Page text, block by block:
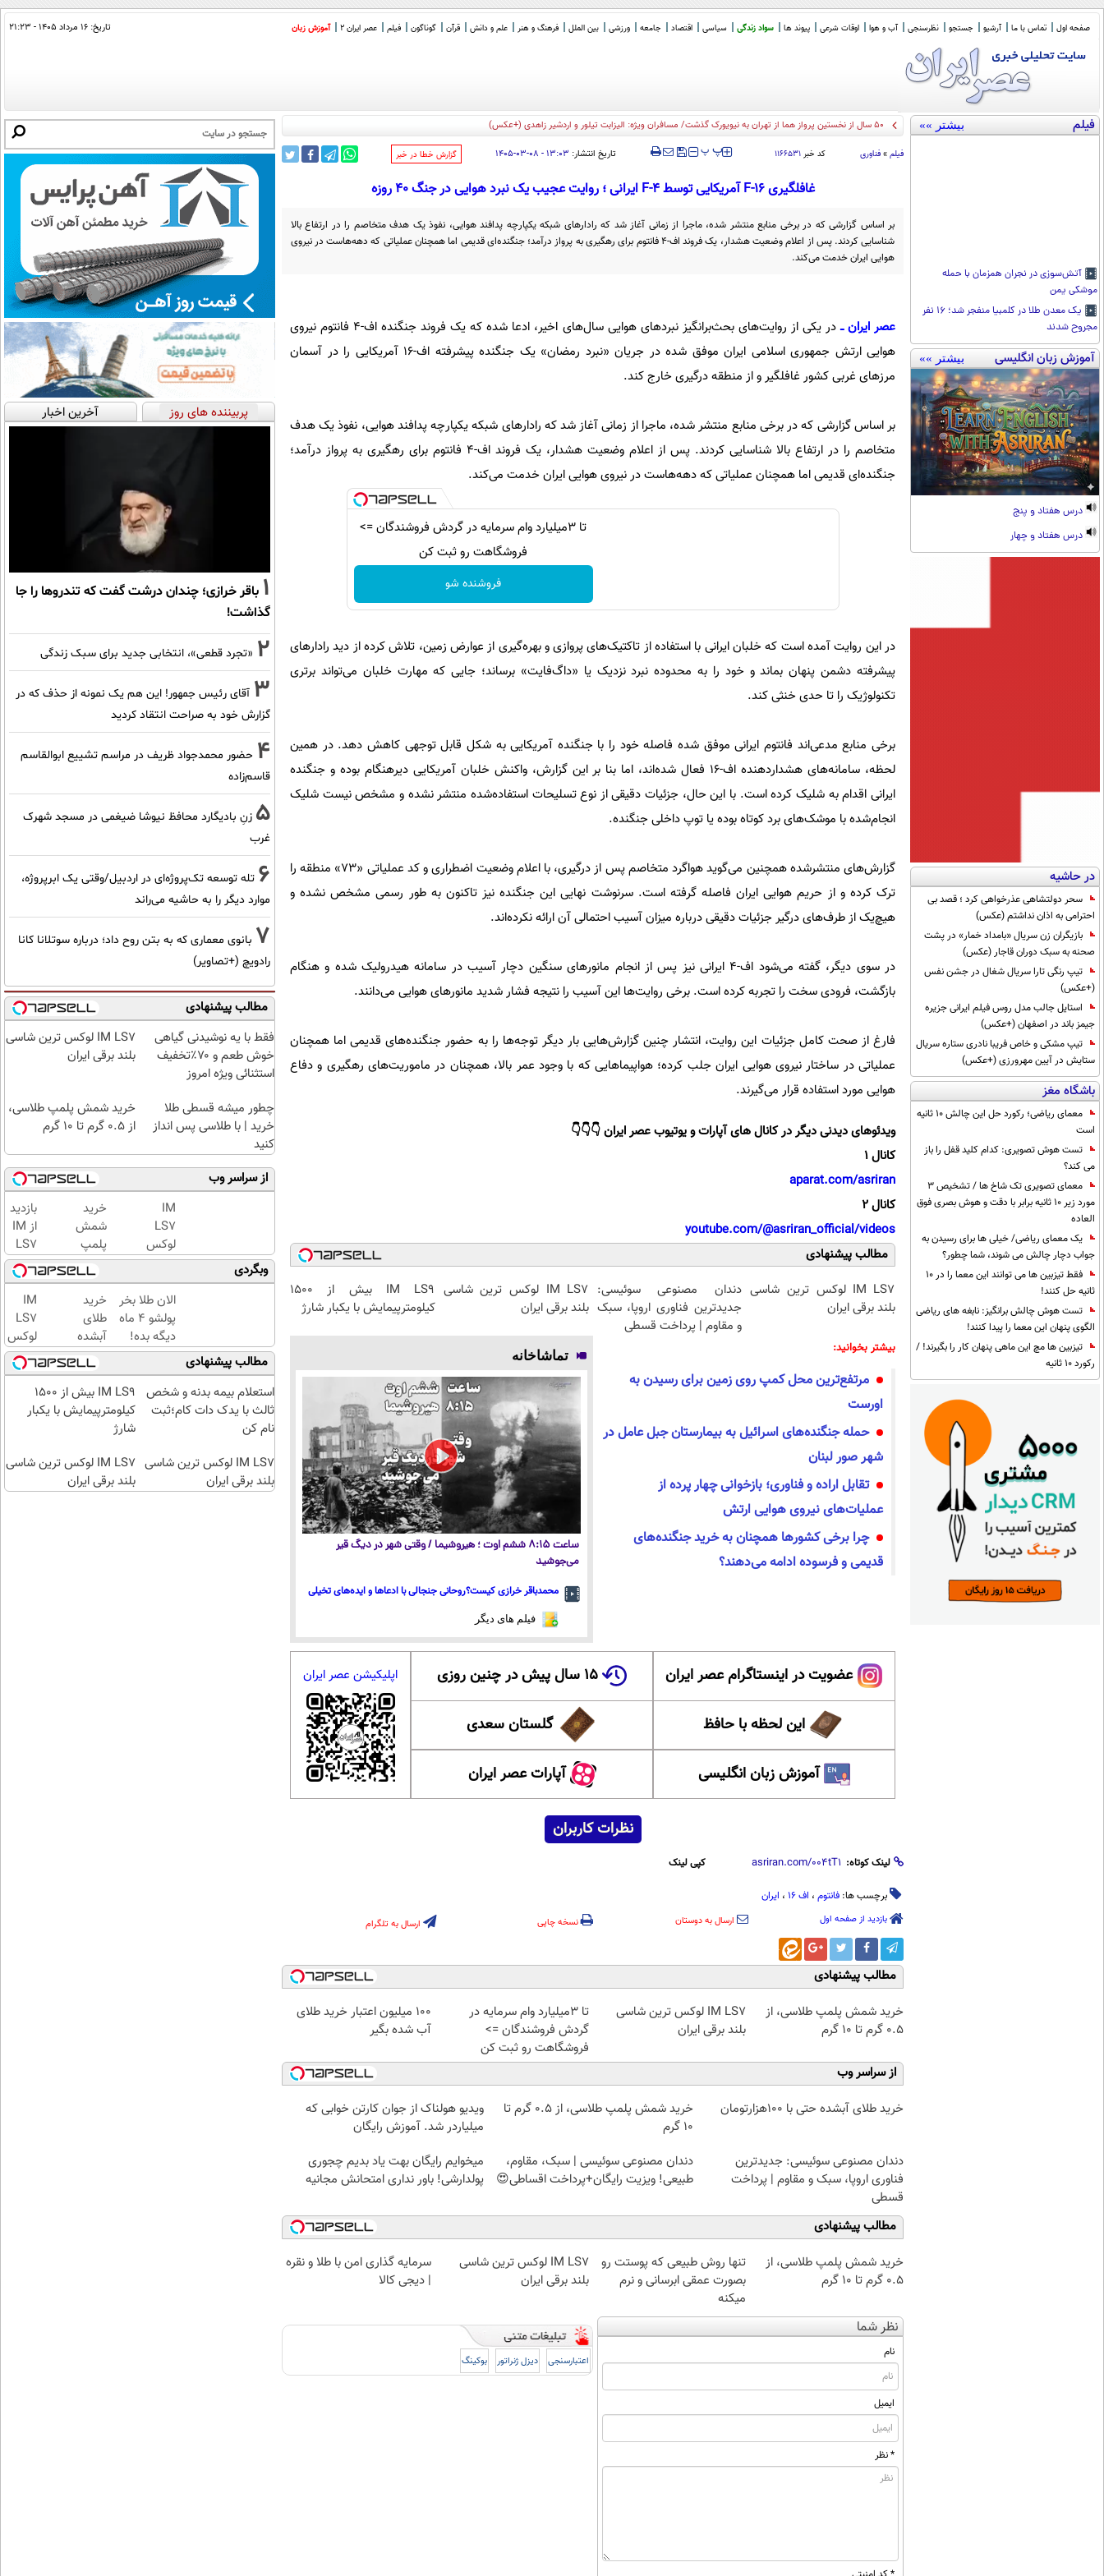
صفحه اول تماس با ما آرشیو جستجو نظرسنجی آب و هوا اوقات شرعی پیوند ها سواد زندگی سیاسی اقتصاد جامعه ورزشی بین الملل فرهنگ و هنر علم و دانش قرآن گوناگون فیلم عصر ایران 2 آموزش زبان تاریخ: ۱۶ مرداد ۱۴۰۵ - ۲۱:۲۳
فیلم بیشتر »»
آتش‌سوزی در نجران همزمان با حمله
موشکی یمن
یک معدن طلا در کلمبیا منفجر شد؛ ۱۶ نفر
مجروح شدند
آموزش زبان انگلیسی بیشتر »»
درس هفتاد و پنج
درس هفتاد و چهار
در حاشیه
سحر دولتشاهی عذرخواهی کرد ؛ قصد بی
احترامی به اذان نداشتم (عکس)
بازیگران زن سریال «بامداد خمار» در پشت
صحنه به سبک دوران قاجار (عکس)
تیپ رنگی تارا سریال شغال در جشن نفس
(+عکس)
استایل جالب مدل روس فیلم ایرانی جزیره
جیمز باند در اصفهان (+عکس)
تیپ مشکی و خاص فریبا نادری ستاره سریال
ستایش در آیین مهرورزی (+عکس)
باشگاه مغز
معمای ریاضی؛ رکورد حل این چالش 10 ثانیه
است
تست هوش تصویری: کدام کلید قفل را باز
می کند؟
معمای تصویری تک شاخ ها / تشخیص 3
مورد زیر 10 ثانیه برابر با دقت و هوش بصری فوق
العاده
یک معمای ریاضی/ خیلی ها برای رسیدن به
جواب دچار چالش می شوند، شما چطور؟
فقط تیزبین ها می توانند این معما را در 10
ثانیه حل کنند!
تست هوش چالش برانگیز: نابغه های ریاضی
الگوی پنهان این معما را پیدا کنند!
تیزبین ها مچ این ماهی پنهان کار را بگیرند! /
رکورد 10 ثانیه
50 سال از نخستین پرواز هما از تهران به نیویورک گذشت/ مسافران ویژه: الیزابت تیلور و اردشیر زاهدی (+عکس)
فیلم » فناوری کد خبر۱۱۶۶۵۳۱ ‍‍‍ پپ تاریخ انتشار: ۱۳:۰۳ - ۰۸-۰۳-۱۴۰۵ ‌گزارش خطا در خبر
غافلگیری F-16 آمریکایی توسط F-4 ایرانی ؛ روایت عجیب یک نبرد هوایی در جنگ 40 روزه
بر اساس گزارشی که در برخی منابع منتشر شده، ماجرا از زمانی آغاز شد که رادارهای شبکه یکپارچه پدافند هوایی، نفوذ یک هدف متخاصم را در ارتفاع بالا
شناسایی کردند. پس از اعلام وضعیت هشدار، یک فروند اف-۴ فانتوم برای رهگیری به پرواز درآمد؛ جنگنده‌ای قدیمی اما همچنان عملیاتی که دهه‌هاست در نیروی
هوایی ایران خدمت می‌کند.
عصر ایران ــ
در یکی از روایت‌های بحث‌برانگیز نبردهای هوایی سال‌های اخیر، ادعا شده که یک فروند جنگنده اف-۴ فانتوم نیروی
هوایی ارتش جمهوری اسلامی ایران موفق شده در جریان «نبرد رمضان» یک جنگنده پیشرفته اف-۱۶ آمریکایی را در آسمان
مرزهای غربی کشور غافلگیر و از منطقه درگیری خارج کند.
بر اساس گزارشی که در برخی منابع منتشر شده، ماجرا از زمانی آغاز شد که رادارهای شبکه یکپارچه پدافند هوایی، نفوذ یک هدف
متخاصم را در ارتفاع بالا شناسایی کردند. پس از اعلام وضعیت هشدار، یک فروند اف-۴ فانتوم برای رهگیری به پرواز درآمد؛
جنگنده‌ای قدیمی اما همچنان عملیاتی که دهه‌هاست در نیروی هوایی ایران خدمت می‌کند.
تا 3میلیارد وام سرمایه در گردش فروشندگان =>
فروشگاهت رو ثبت کن
فروشنده شو
در این روایت آمده است که خلبان ایرانی با استفاده از تاکتیک‌های پروازی و بهره‌گیری از عوارض زمین، تلاش کرده از دید رادارهای
پیشرفته دشمن پنهان بماند و خود را به محدوده نبرد نزدیک یا «داگ‌فایت» برساند؛ جایی که مهارت خلبان می‌تواند برتری
تکنولوژیک را تا حدی خنثی کند.
برخی منابع مدعی‌اند فانتوم ایرانی موفق شده فاصله خود را با جنگنده آمریکایی به شکل قابل توجهی کاهش دهد. در همین
لحظه، سامانه‌های هشداردهنده اف-۱۶ فعال شده‌اند، اما بنا بر این گزارش، واکنش خلبان آمریکایی دیرهنگام بوده و جنگنده
ایرانی اقدام به شلیک کرده است. با این حال، جزئیات دقیقی از نوع تسلیحات استفاده‌شده منتشر نشده و مشخص نیست شلیک
انجام‌شده با موشک‌های برد کوتاه بوده یا توپ داخلی جنگنده.
گزارش‌های منتشرشده همچنین می‌گوید هواگرد متخاصم پس از درگیری، با اعلام وضعیت اضطراری و کد عملیاتی «۷۳» منطقه را
ترک کرده و از حریم هوایی ایران فاصله گرفته است. سرنوشت نهایی این جنگنده نیز تاکنون به طور رسمی مشخص نشده و
هیچ‌یک از طرف‌های درگیر جزئیات دقیقی درباره میزان آسیب احتمالی آن ارائه نکرده‌اند.
در سوی دیگر، گفته می‌شود اف-۴ ایرانی نیز پس از انجام مانورهای سنگین دچار آسیب در سامانه هیدرولیک شده و هنگام
بازگشت، فرودی سخت را تجربه کرده است. برخی روایت‌ها این آسیب را نتیجه فشار شدید مانورهای هوایی می‌دانند.
فارغ از صحت کامل جزئیات این روایت، انتشار چنین گزارش‌هایی بار دیگر توجه‌ها را به حضور جنگنده‌های قدیمی اما همچنان
عملیاتی در ساختار نیروی هوایی ایران جلب کرده؛ هواپیماهایی که با وجود عمر بالا، همچنان در ماموریت‌های رهگیری و دفاع
هوایی مورد استفاده قرار می‌گیرند.
ویدئوهای دیدنی دیگر در کانال های آپارات و یوتیوب عصر ایران 👇👇👇
کانال 1
aparat.com/asriran
کانال 2
youtube.com/@asriran_official/videos
مطالب پیشنهادی
IM LS7 لوکس ترین شاسی
بلند برقی ایران
دندان مصنوعی سوئیسی:
جدیدترین فناوری اروپا، سبک
و مقاوم | پرداخت قسطی
IM LS7 لوکس ترین شاسی
بلند برقی ایران
IM LS9 بیش از 1500
کیلومترپیمایش با یکبار شارژ
بیشتر بخوانید:
مرتفع‌ترین محل کمپ روی زمین برای رسیدن به
اورست
حمله جنگنده‌های اسرائیل به بیمارستان جبل عامل در
شهر صور لبنان
تقابل اراده و فناوری؛ بازخوانی چهار پرده از
عملیات‌های نیروی هوایی ارتش
چرا برخی کشورها همچنان به خرید جنگنده‌های
قدیمی و فرسوده ادامه می‌دهند؟
تماشاخانه
ساعت ۸:۱۵ ششم اوت ؛ هیروشیما / وقتی شهر در دیگ قیر
می‌جوشید
محمدباقر خرازی کیست؟روحانی جنجالی با ادعاها و ایده‌های تخیلی
فیلم های دیگر
عضویت در اینستاگرام عصر ایران ۱۵ سال پیش در چنین روزی
این لحظه با حافظ گلستان سعدی
آموزش زبان انگلیسی آپارات عصر ایران
اپلیکیشن عصر ایران
نظرات کاربران
لینک کوتاه: کپی لینک
برچسب ها: فانتوم ، اف 16 ، ایران
بازدید از صفحه اول ارسال به دوستان نسخه چاپی ارسال به تلگرام
مطالب پیشنهادی
خرید شمش پلمپ طلاسی، از
۰.۵ گرم تا ۱۰ گرم
IM LS7 لوکس ترین شاسی
بلند برقی ایران
تا 3میلیارد وام سرمایه در
گردش فروشندگان =>
فروشگاهت رو ثبت کن
100 میلیون اعتبار خرید طلای
آب شده بگیر
از سراسر وب
خرید طلای آبشده حتی با ۱۰۰هزارتومان
خرید شمش پلمپ طلاسی، از ۰.۵ گرم تا
۱۰ گرم
ویدیو هولناک از جوان کارتن خوابی که
میلیاردر شد. آموزش رایگان
دندان مصنوعی سوئیسی: جدیدترین
فناوری اروپا، سبک و مقاوم | پرداخت
قسطی
دندان مصنوعی سوئیسی | سبک، مقاوم،
طبیعی! ویزیت رایگان+پرداخت اقساطی😍
میخوایم رایگان بهت یاد بدیم چجوری
پولدارشی! باور نداری امتحانش مجانیه
مطالب پیشنهادی
خرید شمش پلمپ طلاسی، از
۰.۵ گرم تا ۱۰ گرم
تنها روش طبیعی که پوستت رو
بصورت عمقی ابرسانی و نرم
میکنه
IM LS7 لوکس ترین شاسی
بلند برقی ایران
سرمایه گذاری امن با طلا و نقره
| دیجی کالا
نظر شما
نام
ایمیل
* نظر
اعتبارسنجی دیزل ژنراتور بوکینگ
پربیننده های روز آخرین اخبار
1 باقر خرازی؛ چندان درشت گفت که تندروها را جا
گذاشت!
2 «تجرد قطعی»، انتخابی جدید برای سبک زندگی
3 آقای رئیس جمهور! این هم یک نمونه از حذف که در
گزارش خود به صراحت انتقاد کردید
4 حضور محمدجواد ظریف در مراسم تشییع ابوالقاسم
قاسم‌زاده
5 زنِ بادیگارد محافظ نیوشا ضیغمی در مسجد شهرک
غرب
6 تله توسعه تک‌پروژه‌ای در اردبیل/وقتی یک ابرپروژه،
موارد دیگر را به حاشیه می‌راند
7 بانوی معماری که به بتن روح داد؛ درباره سوتلانا کانا
رادویچ (+تصاویر)
مطالب پیشنهادی
فقط با یه نوشیدنی گیاهی
خوش طعم و ۷۰٪تخفیف
استثنائی ویژه امروز
IM LS7 لوکس ترین شاسی
بلند برقی ایران
چطور میشه قسطی طلا
خرید | با طلاسی پس انداز
کنید
خرید شمش پلمپ طلاسی،
از ۰.۵ گرم تا ۱۰ گرم
از سراسر وب
IM
LS7
لوکس
ترین
شاسی
بلند
برقی
ایران
خرید
شمش
پلمپ
طلاسی،
از ۰.۵
گرم تا
۱۰ گرم
بازدید
از IM
LS7
لوکس
ترین
شاسی
بلند
برقی
ایران
در
باشگاه
انقلاب
وبگردی
الان طلا بخر
پولشو 4 ماه
دیگه بده!
سرمایه‌گذاری
طلا با اقساط
بی‌بهره
خرید
طلای
آبشده
حتی با
۱۰۰هزارتومان
IM
LS7
لوکس
ترین
شاسی
بلند
برقی
مطالب پیشنهادی
استعلام بیمه بدنه و شخص
ثالث با یدک دات کام؛ثبت
نام کن
IM LS9 بیش از 1500
کیلومترپیمایش با یکبار
شارژ
IM LS7 لوکس ترین شاسی
بلند برقی ایران
IM LS7 لوکس ترین شاسی
بلند برقی ایران